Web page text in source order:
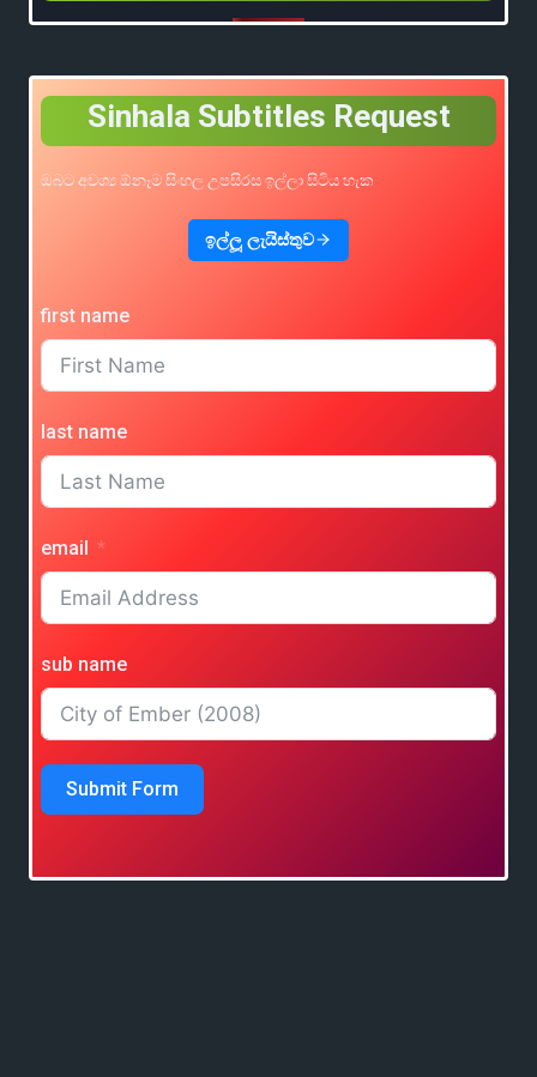
Sinhala Subtitles Request
ඔබට අවශ්‍ය ඕනෑම සිංහල උපසිරස ඉල්ලා සිටිය හැක
ඉල්ලූ ලැයිස්තුව
first name
last name
email
sub name
Submit Form